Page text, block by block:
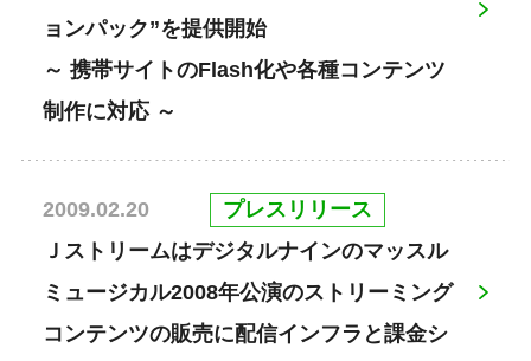
ョンパック”を提供開始
～ 携帯サイトのFlash化や各種コンテンツ
制作に対応 ～
2009.02.20
プレスリリース
Ｊストリームはデジタルナインのマッスル
ミュージカル2008年公演のストリーミング
コンテンツの販売に配信インフラと課金シ